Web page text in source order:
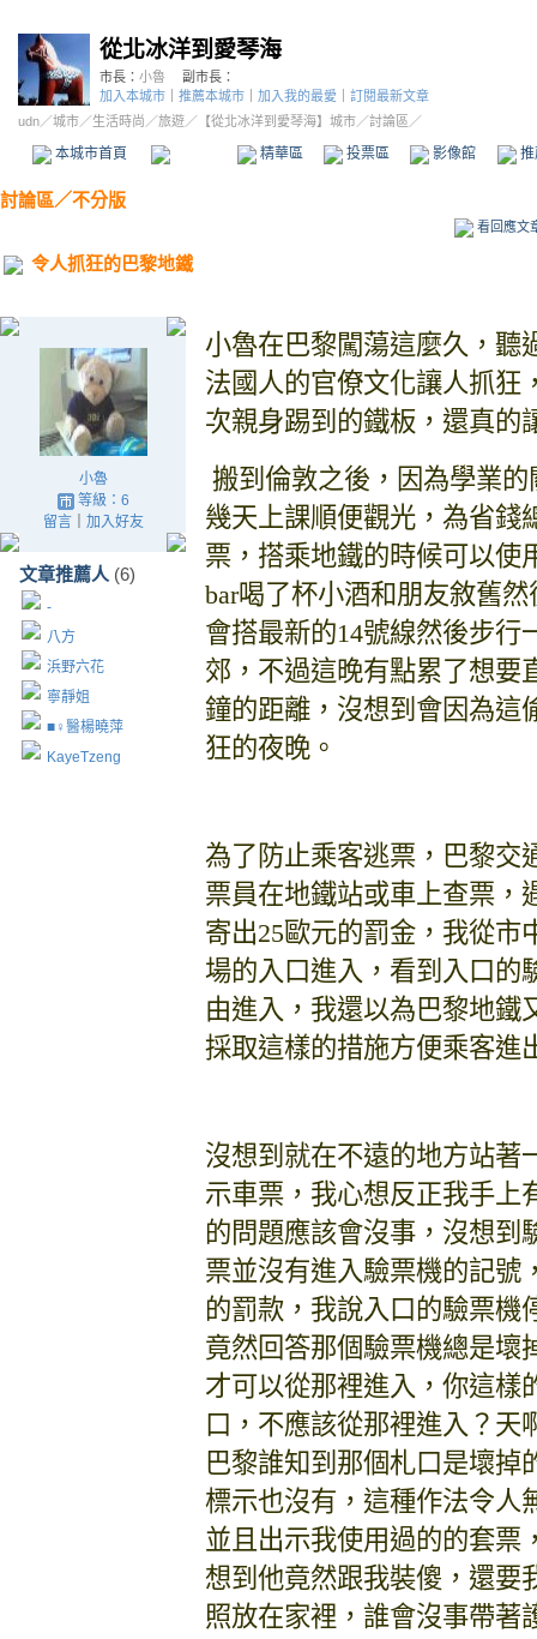
從北冰洋到愛琴海
市長： 小魯
副市長：
加入本城市
推薦本城市 加入我的最愛
訂閱最新文章
udn／城市／生活時尚 ／旅遊／ 【從北冰洋到愛琴海】城市／討論區／
本城市首頁 精華區 投票區 影像館
討論區／不分版
看回應文
令人抓狂的巴黎地鐵
小魯
等級：6
留言｜ 加入好友
文章推薦人 (6)
-
八方
浜野六花
寧靜姐
■♀醫楊曉萍
KayeTzeng
小魯在巴黎闖蕩這麼久，聽
法國人的官僚文化讓人抓狂
次親身踢到的鐵板，還真的
搬到倫敦之後，因為學業
幾天上課順便觀光，為省錢
票，搭乘地鐵的時候可以使
bar喝了杯小酒和朋友敘舊
會搭最新的14號線然後步行
郊，不過這晚有點累了想要
鐘的距離，沒想到會因為這
狂的夜晚。
為了防止乘客逃票，巴黎交
票員在地鐵站或車上查票，
寄出25歐元的罰金，我從市
場的入口進入，看到入口的
由進入，我還以為巴黎地鐵
採取這樣的措施方便乘客進
沒想到就在不遠的地方站著
示車票，我心想反正我手上
的問題應該會沒事，沒想到
票並沒有進入驗票機的記號
的罰款，我說入口的驗票機
竟然回答那個驗票機總是壞
才可以從那裡進入，你這樣
口，不應該從那裡進入？天
巴黎誰知到那個札口是壞掉
標示也沒有，這種作法令人
並且出示我使用過的的套票
想到他竟然跟我裝傻，還要
照放在家裡，誰會沒事帶著